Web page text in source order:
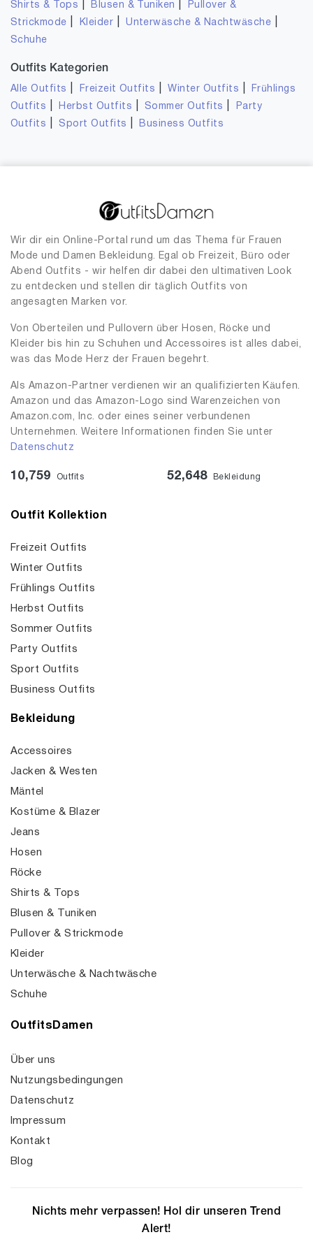
Shirts & Tops Blusen & Tuniken
Pullover &
Strickmode
Kleider |Unterwäsche & Nachtwäsche
Schuhe
Outfits Kategorien
Alle Outfits Freizeit Outfits |Winter Outfits
Frühlings
Outfits
Herbst Outfits Sommer Outfits
Party
Outfits
Sport Outfits Business Outfits
Wir dir ein Online-Portal rund um das Thema für Frauen
Mode und Damen Bekleidung. Egal ob Freizeit, Büro oder
Abend Outfits - wir helfen dir dabei den ultimativen Look
zu entdecken und stellen dir täglich Outfits von
angesagten Marken vor.
Von Oberteilen und Pullovern über Hosen, Röcke und
Kleider bis hin zu Schuhen und Accessoires ist alles dabei,
was das Mode Herz der Frauen begehrt.
Als Amazon-Partner verdienen wir an qualifizierten Käufen.
Amazon und das Amazon-Logo sind Warenzeichen von
Amazon.com, Inc. oder eines seiner verbundenen
Unternehmen. Weitere Informationen finden Sie unter
Datenschutz
10,759 Outfits 52,648 Bekleidung
Outfit Kollektion
Freizeit Outfits
Winter Outfits
Frühlings Outfits
Herbst Outfits
Sommer Outfits
Party Outfits
Sport Outfits
Business Outfits
Bekleidung
Accessoires
Jacken & Westen
Mäntel
Kostüme & Blazer
Jeans
Hosen
Röcke
Shirts & Tops
Blusen & Tuniken
Pullover & Strickmode
Kleider
Unterwäsche & Nachtwäsche
Schuhe
OutfitsDamen
Über uns
Nutzungsbedingungen
Datenschutz
Impressum
Kontakt
Blog
Nichts mehr verpassen! Hol dir unseren Trend
Alert!